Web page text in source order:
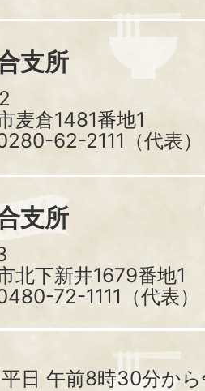
支所
麦倉1481番地1
62-2111（代表）
支所
北下新井1679番地1
72-1111（代表）
平日 午前8時30分か